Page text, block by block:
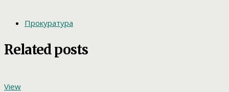
Прокуратура
Related posts
View